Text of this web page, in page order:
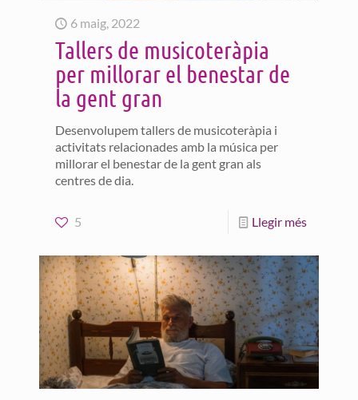
6 maig, 2022
Tallers de musicoteràpia
per millorar el benestar de
la gent gran
Desenvolupem tallers de musicoteràpia i
activitats relacionades amb la música per
millorar el benestar de la gent gran als
centres de dia.
5 Llegir més